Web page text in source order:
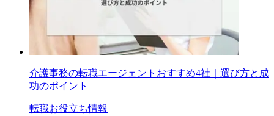
介護事務の転職エージェントおすすめ4社｜選び方と成
功のポイント
転職お役立ち情報